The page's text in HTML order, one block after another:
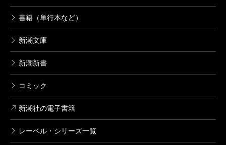
書籍（単行本など）
新潮文庫
新潮新書
コミック
新潮社の電子書籍
レーベル・シリーズ一覧